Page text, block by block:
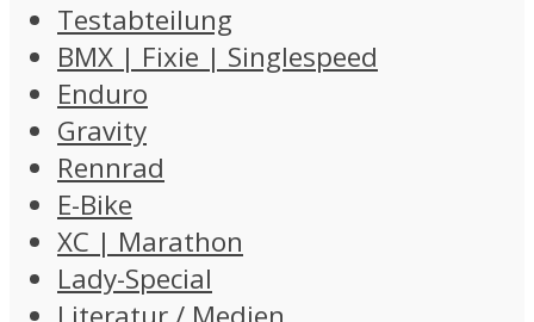
Testabteilung
BMX | Fixie | Singlespeed
Enduro
Gravity
Rennrad
E-Bike
XC | Marathon
Lady-Special